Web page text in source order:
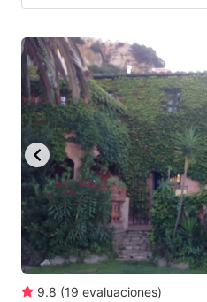
9.8 (19 evaluaciones)